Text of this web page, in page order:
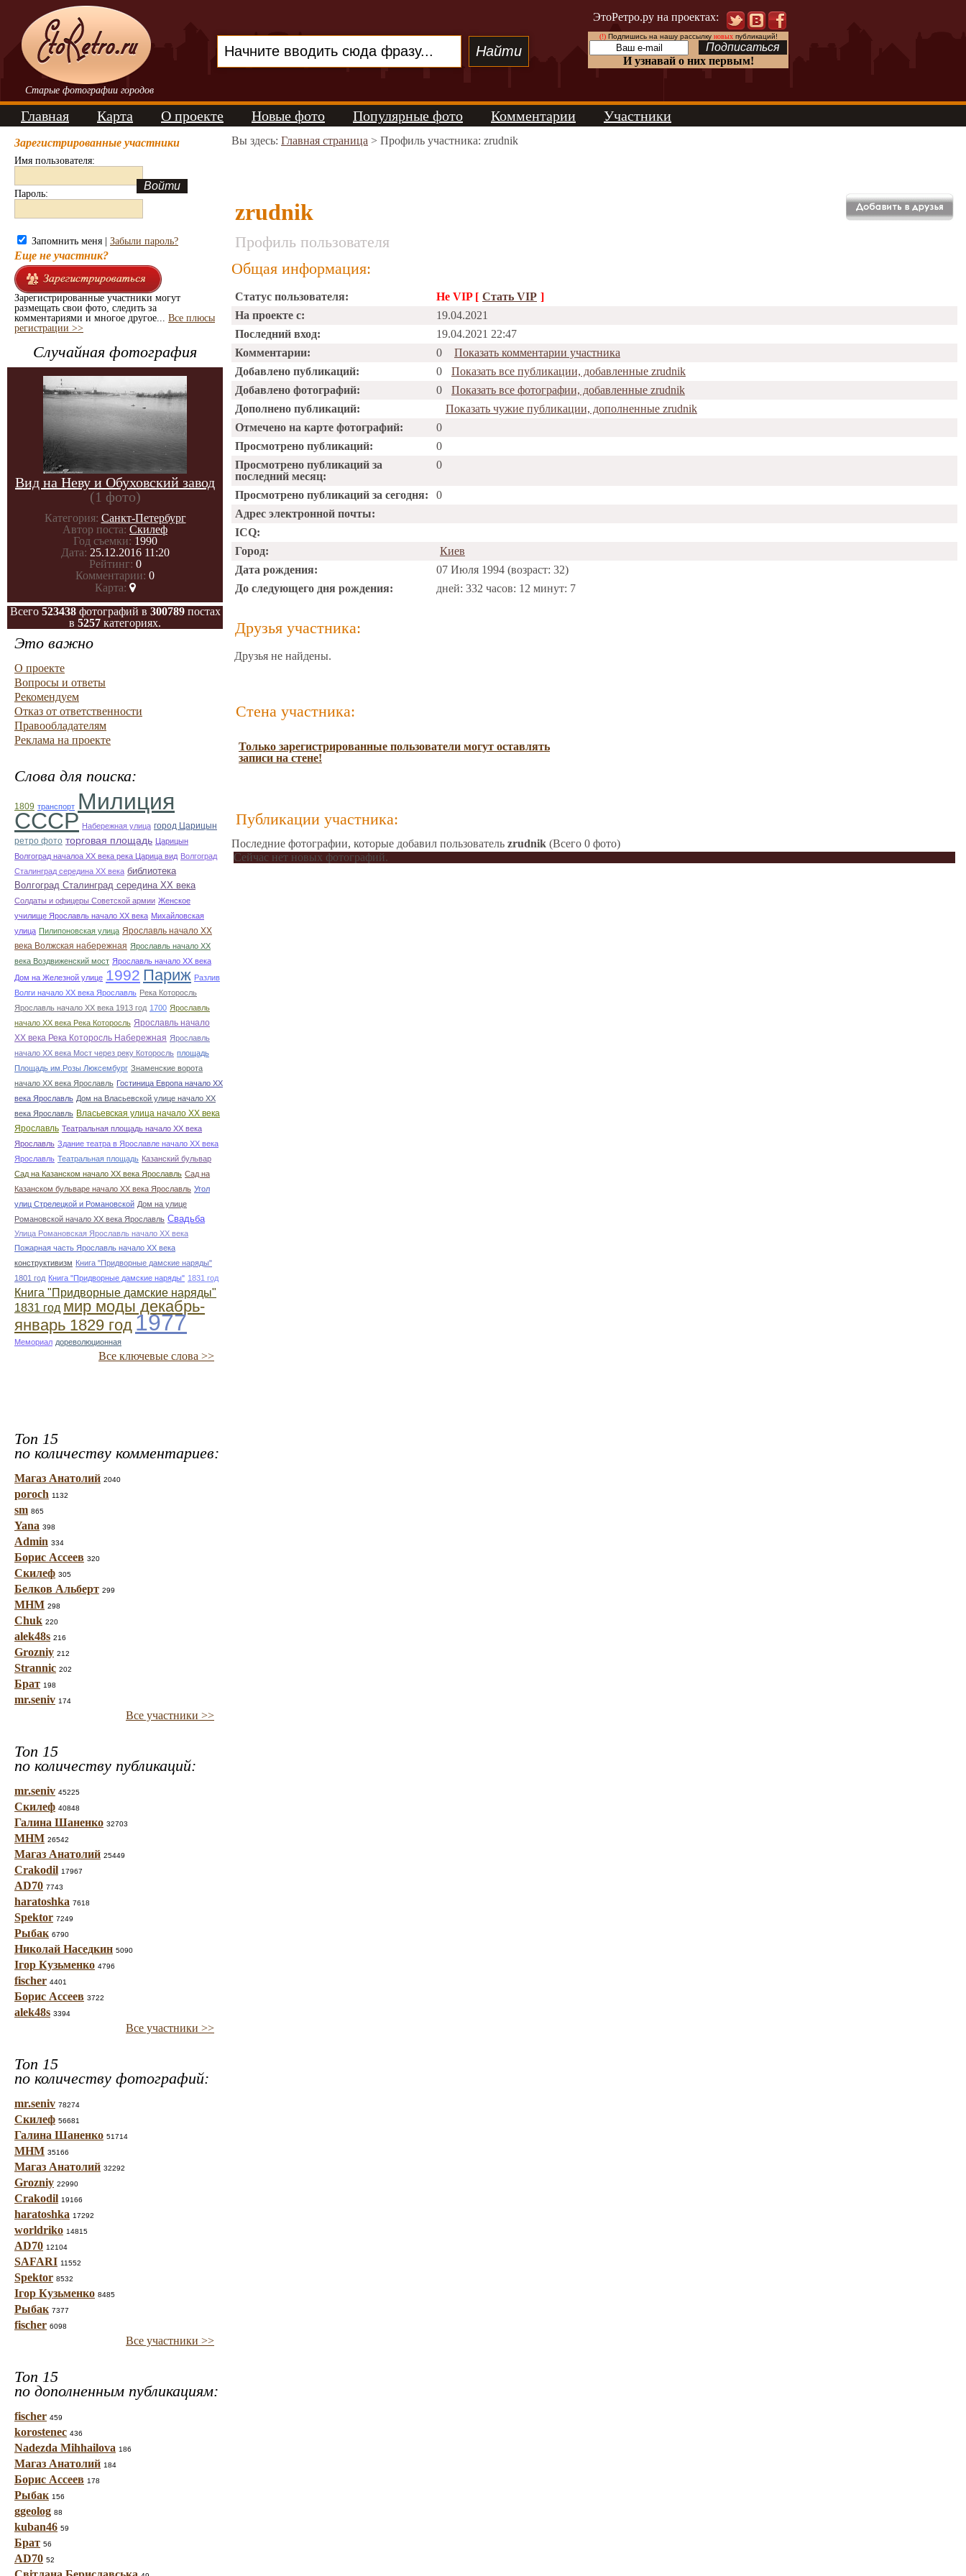
Старые фотографии городов
ЭтоРетро.ру на проектах:
(!)Подпишись на нашу рассылку новыхпубликаций!
И узнавай о них первым!
Главная Карта О проекте Новые фото Популярные фото Комментарии Участники
Зарегистрированные участники
Имя пользователя:
Пароль:
Запомнить меня | Забыли пароль?
Еще не участник?
Зарегистрированные участники могут
размещать свои фото, следить за
комментариями и многое другое... Все плюсы
регистрации >>
Случайная фотография
Вид на Неву и Обуховский завод
(1 фото)
Категория: Санкт-Петербург
Автор поста: Скилеф
Год съемки: 1990
Дата: 25.12.2016 11:20
Рейтинг: 0
Комментарии: 0
Карта:
Всего 523438фотографий в 300789постах
в 5257 категориях.
Это важно
О проекте
Вопросы и ответы
Рекомендуем
Отказ от ответственности
Правообладателям
Реклама на проекте
Слова для поиска:
1809 транспорт Милиция
СССР Набережная улица город Царицын
ретро фото торговая площадь Царицын
Волгоград началоа ХХ века река Царица вид Волгоград
Сталинград середина ХХ века библиотека
Волгоград Сталинград середина ХХ века
Солдаты и офицеры Советской армии Женское
училище Ярославль начало ХХ века Михайловская
улица Пилипоновская улица Ярославль начало ХХ
века Волжская набережная Ярославль начало ХХ
века Воздвиженский мост Ярославль начало ХХ века
Дом на Железной улице 1992 Париж Разлив
Волги начало ХХ века Ярославль Река Которосль
Ярославль начало ХХ века 1913 год 1700 Ярославль
начало ХХ века Река Которосль Ярославль начало
ХХ века Река Которосль Набережная Ярославль
начало ХХ века Мост через реку Которосль площадь
Площадь им.Розы Люксембург Знаменские ворота
начало ХХ века Ярославль Гостиница Европа начало ХХ
века Ярославль Дом на Власьевской улице начало ХХ
века Ярославль Власьевская улица начало ХХ века
Ярославль Театральная площадь начало ХХ века
Ярославль Здание театра в Ярославле начало ХХ века
Ярославль Театральная площадь Казанский бульвар
Сад на Казанском начало ХХ века Ярославль Сад на
Казанском бульваре начало ХХ века Ярославль Угол
улиц Стрелецкой и Романовской Дом на улице
Романовской начало ХХ века Ярославль Свадьба
Улица Романовская Ярославль начало ХХ века
Пожарная часть Ярославль начало ХХ века
конструктивизм Книга "Придворные дамские наряды"
1801 год Книга "Придворные дамские наряды" 1831 год
Книга "Придворные дамские наряды"
1831 год мир моды декабрь-
январь 1829 год1977
Мемориал дореволюционная
Все ключевые слова >>
Топ 15
по количеству комментариев:
Магаз Анатолий 2040
poroch 1132
sm 865
Yana 398
Admin 334
Борис Ассеев 320
Скилеф 305
Белков Альберт 299
МНМ 298
Chuk 220
alek48s 216
Grozniy 212
Strannic 202
Брат 198
mr.seniv 174
Все участники >>
Топ 15
по количеству публикаций:
mr.seniv 45225
Скилеф 40848
Галина Шаненко 32703
МНМ 26542
Магаз Анатолий 25449
Crakodil 17967
AD70 7743
haratoshka 7618
Spektor 7249
Рыбак 6790
Николай Наседкин 5090
Ігор Кузьменко 4796
fischer 4401
Борис Ассеев 3722
alek48s 3394
Все участники >>
Топ 15
по количеству фотографий:
mr.seniv 78274
Скилеф 56681
Галина Шаненко 51714
МНМ 35166
Магаз Анатолий 32292
Grozniy 22990
Crakodil 19166
haratoshka 17292
worldriko 14815
AD70 12104
SAFARI 11552
Spektor 8532
Ігор Кузьменко 8485
Рыбак 7377
fischer 6098
Все участники >>
Топ 15
по дополненным публикациям:
fischer 459
korostenec 436
Nadezda Mihhailova 186
Магаз Анатолий 184
Борис Ассеев 178
Рыбак 156
ggeolog 88
kuban46 59
Брат 56
AD70 52
Вы здесь: Главная страница > Профиль участника: zrudnik
zrudnik
Профиль пользователя
Общая информация:
Статус пользователя: Не VIP [ Стать VIP ]
На проекте с:
19.04.2021
Последний вход:
19.04.2021 22:47
Комментарии:
0
Показать комментарии участника
Добавлено публикаций:
0
Показать все публикации, добавленные zrudnik
Добавлено фотографий:
0
Показать все фотографии, добавленные zrudnik
Дополнено публикаций:
Показать чужие публикации, дополненные zrudnik
Отмечено на карте фотографий:
0
Просмотрено публикаций:
0
Просмотрено публикаций за
последний месяц:
0
Просмотрено публикаций за сегодня:
0
Адрес электронной почты:
ICQ:
Город:
Киев
Дата рождения:
07 Июля 1994 (возраст: 32)
До следующего дня рождения:
дней: 332 часов: 12 минут: 7
Друзья участника:
Друзья не найдены.
Стена участника:
Только зарегистрированные пользователи могут оставлять
записи на стене!
Публикации участника:
Последние фотографии, которые добавил пользователь zrudnik (Всего 0 фото)
Сейчас нет новых фотографий.